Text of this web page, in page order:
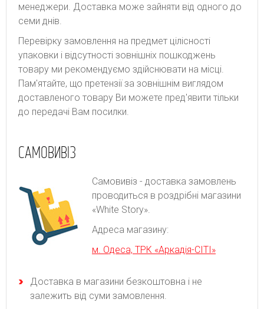
менеджери. Доставка може зайняти від одного до
семи днів.
Перевірку замовлення на предмет цілісності
упаковки і відсутності зовнішніх пошкоджень
товару ми рекомендуємо здійснювати на місці.
Пам'ятайте, що претензії за зовнішнім виглядом
доставленого товару Ви можете пред'явити тільки
до передачі Вам посилки.
САМОВИВІЗ
Самовивіз - доставка замовлень
проводиться в роздрібні магазини
«White Story».
Адреса магазину:
м. Одеса, ТРК «Аркадія-СІТІ»
Доставка в магазини безкоштовна і не
залежить від суми замовлення.